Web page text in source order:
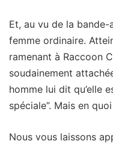
Et, au vu de la bande-
femme ordinaire.
ramenant à Raccoon
soudainement
homme lui dit qu’elle
spéciale”. Mais en
Nous vous laissons